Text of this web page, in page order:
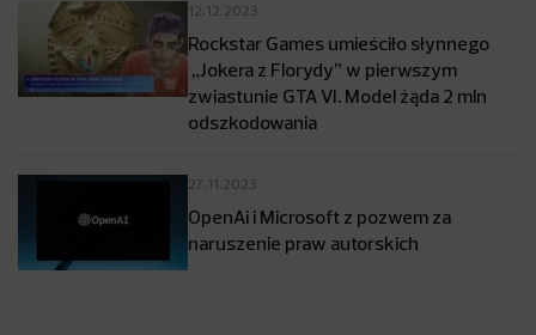
12.12.2023
Rockstar Games umieściło słynnego
„Jokera z Florydy” w pierwszym
zwiastunie GTA VI. Model żąda 2 mln
odszkodowania
27.11.2023
OpenAi i Microsoft z pozwem za
naruszenie praw autorskich